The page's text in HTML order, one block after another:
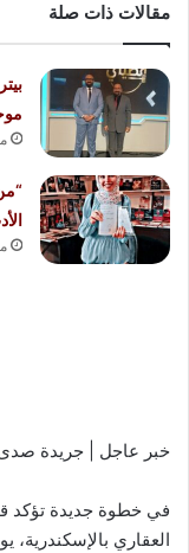
مقالات ذات صلة
خبر عاجل | جريدة صدى
في خطوة جديدة تؤكد
العقاري